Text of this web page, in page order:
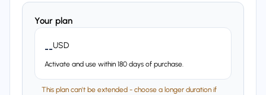
Your plan
--USD
Activate and use within 180 days of purchase.
This plan can't be extended - choose a longer duration if